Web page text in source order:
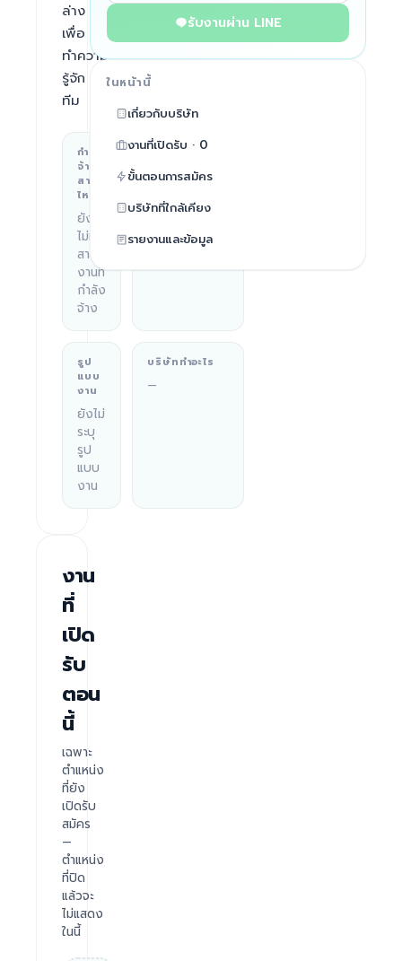
ล่าง
เพื่อ
ทำความ
รู้จัก
ทีม
กำลัง
จ้าง
สาย
ไหน
ยัง
ไม่มี
สาย
งานที่
กำลัง
จ้าง
สถานที่ทำงาน
Ho Chi
Minh
City,
Vietnam
รูป
แบบ
งาน
ยังไม่
ระบุ
รูป
แบบ
งาน
บริษัททำอะไร
—
งาน
ที่
เปิด
รับ
ตอน
นี้
เฉพาะ
ตำแหน่ง
ที่ยัง
เปิดรับ
สมัคร
—
ตำแหน่ง
ที่ปิด
แล้วจะ
ไม่แสดง
ในนี้
รับงานผ่าน LINE
ในหน้านี้
เกี่ยวกับบริษัท
งานที่เปิดรับ · 0
ขั้นตอนการสมัคร
บริษัทที่ใกล้เคียง
รายงานและข้อมูล